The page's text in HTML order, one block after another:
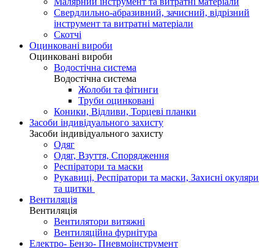
Свердлильно-абразивний, зачисний, відрізний
інструмент та витратні матеріали
Скотчі
Оцинковані вироби
Оцинковані вироби
Водостічна система
Водостічна система
Жолоби та фітинги
Труби оцинковані
Коники, Відливи, Торцеві планки
Засоби індивідуального захисту
Засоби індивідуального захисту
Одяг
Одяг, Взуття, Спорядження
Респіратори та маски
Рукавиці, Респіратори та маски, Захисні окуляри
та щитки
Вентиляція
Вентиляція
Вентилятори витяжні
Вентиляційна фурнітура
Електро- Бензо- Пневмоінструмент